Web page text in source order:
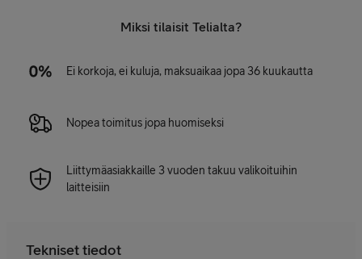
Miksi tilaisit Telialta?
Ei korkoja, ei kuluja, maksuaikaa jopa 36 kuukautta
Nopea toimitus jopa huomiseksi
Liittymäasiakkaille 3 vuoden takuu valikoituihin
laitteisiin
Tekniset tiedot